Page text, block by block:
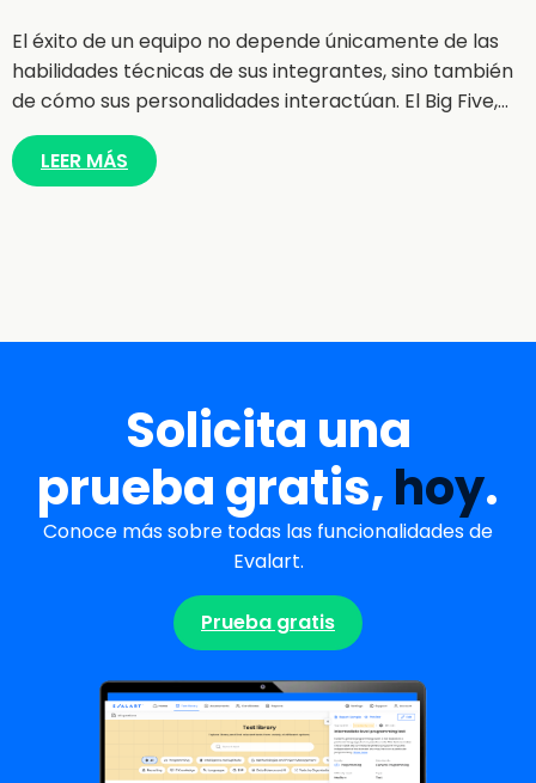
El éxito de un equipo no depende únicamente de las
habilidades técnicas de sus integrantes, sino también
de cómo sus personalidades interactúan. El Big Five,…
LEER MÁS
Solicita una
prueba gratis,hoy.
Conoce más sobre todas las funcionalidades de
Evalart.
Prueba gratis